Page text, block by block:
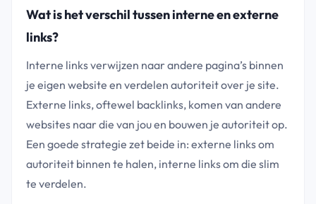
Wat is het verschil tussen interne en externe
links?
Interne links verwijzen naar andere pagina’s binnen
je eigen website en verdelen autoriteit over je site.
Externe links, oftewel backlinks, komen van andere
websites naar die van jou en bouwen je autoriteit op.
Een goede strategie zet beide in: externe links om
autoriteit binnen te halen, interne links om die slim
te verdelen.